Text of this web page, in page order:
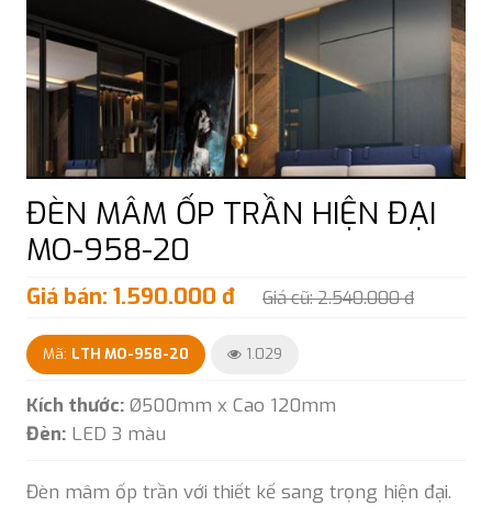
ĐÈN MÂM ỐP TRẦN HIỆN ĐẠI
MO-958-20
Giá bán: 1.590.000 đ Giá cũ: 2.540.000 đ
Mã: LTH MO-958-20 1.029
Kích thước: Ø500mm x Cao 120mm
Đèn: LED 3 màu
Đèn mâm ốp trần với thiết kế sang trọng hiện đại.